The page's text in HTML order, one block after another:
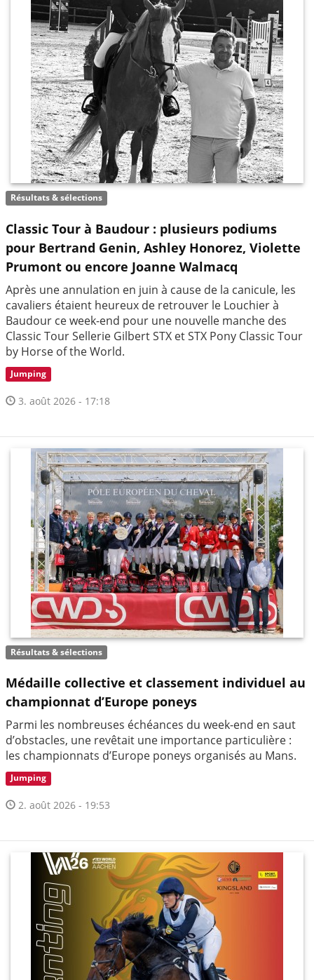
Résultats & sélections
Classic Tour à Baudour : plusieurs podiums
pour Bertrand Genin, Ashley Honorez, Violette
Prumont ou encore Joanne Walmacq
Après une annulation en juin à cause de la canicule, les
cavaliers étaient heureux de retrouver le Louchier à
Baudour ce week-end pour une nouvelle manche des
Classic Tour Sellerie Gilbert STX et STX Pony Classic Tour
by Horse of the World.
Jumping
3. août 2026 - 17:18
Résultats & sélections
Médaille collective et classement individuel au
championnat d’Europe poneys
Parmi les nombreuses échéances du week-end en saut
d’obstacles, une revêtait une importance particulière :
les championnats d’Europe poneys organisés au Mans.
Jumping
2. août 2026 - 19:53